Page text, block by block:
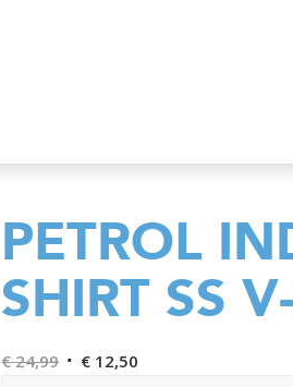
PETROL
SHIRT SS
€24,99 Oorspronkelijke
€ 12,50